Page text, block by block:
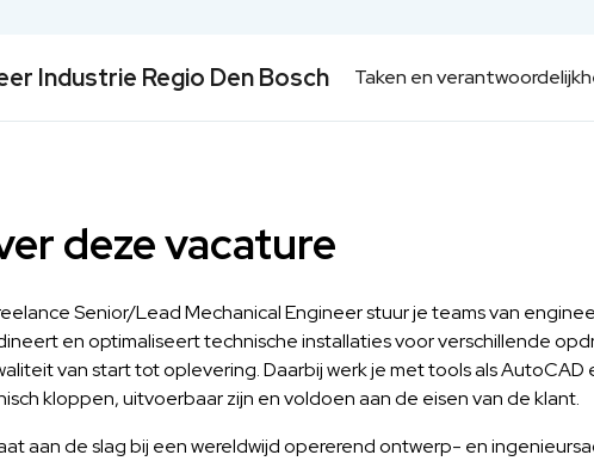
Industrie Regio Den Bosch Taken en
deze vacature
Senior/Lead Mechanical Engineer stuur je teams van
en optimaliseert technische installaties voor verschillende
van start tot oplevering. Daarbij werk je met tools als
kloppen, uitvoerbaar zijn en voldoen aan de eisen van de klant.
aan de slag bij een wereldwijd opererend ontwerp- en